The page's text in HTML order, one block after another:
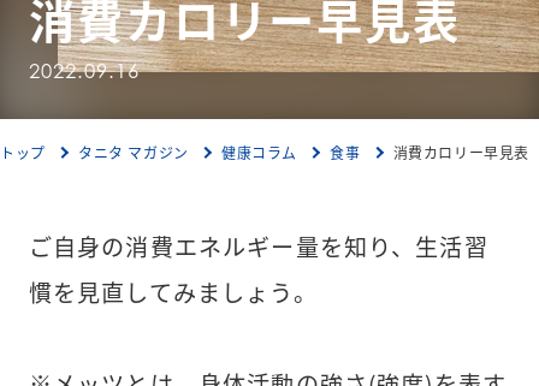
消費カロリー早見表
2022.09.16
トップ タニタ マガジン 健康コラム 食事 消費カロリー早見表
ご自身の消費エネルギー量を知り、生活習
慣を見直してみましょう。